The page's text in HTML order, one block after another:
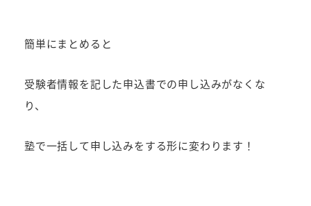
簡単にまとめると
受験者情報を記した申込書での申し込みがなくな
り、
塾で一括して申し込みをする形に変わります！